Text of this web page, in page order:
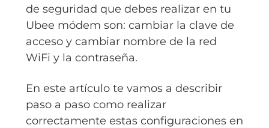
de seguridad que debes realizar en tu
Ubee módem son: cambiar la clave de
acceso y cambiar nombre de la red
WiFi y la contraseña.
En este artículo te vamos a describir
paso a paso como realizar
correctamente estas configuraciones en